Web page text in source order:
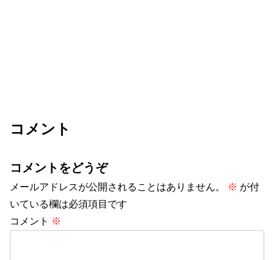
コメント
コメントをどうぞ
メールアドレスが公開されることはありません。 ※ が付
いている欄は必須項目です
コメント ※